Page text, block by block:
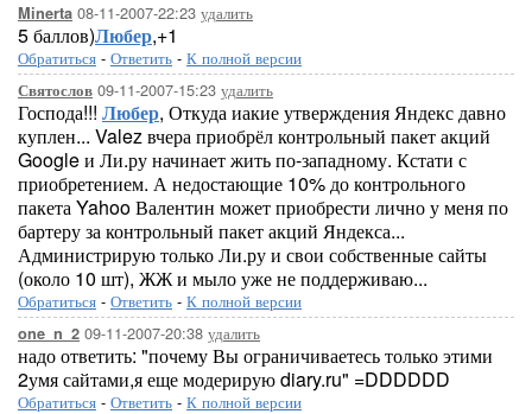
Minerta 08-11-2007-22:23 удалить
5 баллов)Любер,+1
Обратиться - Ответить - К полной версии
Святослов 09-11-2007-15:23 удалить
Господа!!! Любер, Откуда иакие утверждения Яндекс давно
куплен... Valez вчера приобрёл контрольный пакет акций
Google и Ли.ру начинает жить по-западному. Кстати с
приобретением. А недостающие 10% до контрольного
пакета Yahoo Валентин может приобрести лично у меня по
бартеру за контрольный пакет акций Яндекса...
Администрирую только Ли.ру и свои собственные сайты
(около 10 шт), ЖЖ и мыло уже не поддерживаю...
Обратиться - Ответить - К полной версии
one_n_2 09-11-2007-20:38 удалить
надо ответить: "почему Вы ограничиваетесь только этими
2умя сайтами,я еще модерирую diary.ru" =DDDDDD
Обратиться - Ответить - К полной версии